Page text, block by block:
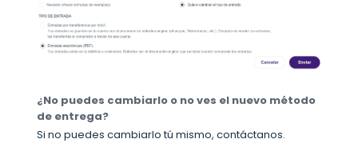
¿No puedes cambiarlo o no ves el nuevo método
de entrega?
Si no puedes cambiarlo tú mismo, contáctanos.